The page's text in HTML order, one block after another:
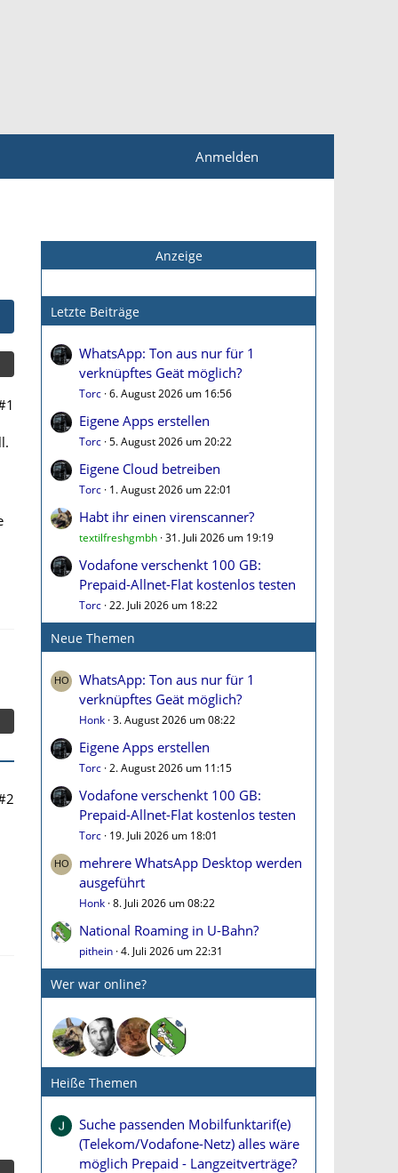
Anmelden
Anzeige
Letzte Beiträge
WhatsApp: Ton aus nur für 1
verknüpftes Geät möglich?
Torc 6. August 2026 um 16:56
Eigene Apps erstellen
Torc 5. August 2026 um 20:22
Eigene Cloud betreiben
Torc 1. August 2026 um 22:01
Habt ihr einen virenscanner?
textilfreshgmbh 31. Juli 2026 um 19:19
Vodafone verschenkt 100 GB:
Prepaid-Allnet-Flat kostenlos testen
Torc 22. Juli 2026 um 18:22
Neue Themen
WhatsApp: Ton aus nur für 1
verknüpftes Geät möglich?
Honk 3. August 2026 um 08:22
Eigene Apps erstellen
Torc 2. August 2026 um 11:15
Vodafone verschenkt 100 GB:
Prepaid-Allnet-Flat kostenlos testen
Torc 19. Juli 2026 um 18:01
mehrere WhatsApp Desktop werden
ausgeführt
Honk 8. Juli 2026 um 08:22
National Roaming in U-Bahn?
pithein 4. Juli 2026 um 22:31
Wer war online?
Heiße Themen
Suche passenden Mobilfunktarif(e)
(Telekom/Vodafone-Netz) alles wäre
möglich Prepaid - Langzeitverträge?